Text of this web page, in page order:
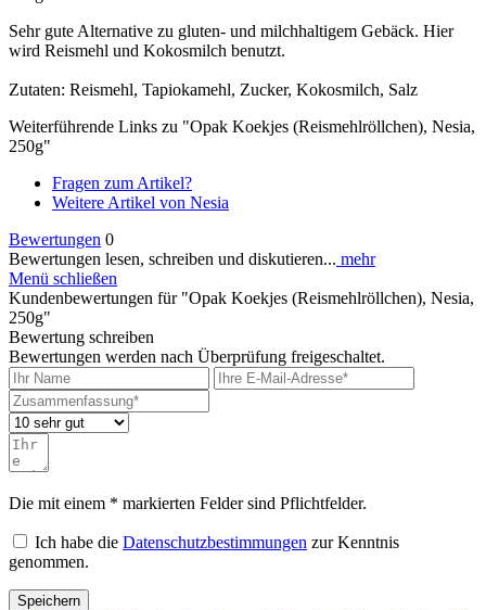
Sehr gute Alternative zu gluten- und milchhaltigem Gebäck. Hier
wird Reismehl und Kokosmilch benutzt.
Zutaten: Reismehl, Tapiokamehl, Zucker, Kokosmilch, Salz
Weiterführende Links zu "Opak Koekjes (Reismehlröllchen), Nesia,
250g"
Fragen zum Artikel?
Weitere Artikel von Nesia
Bewertungen 0
Bewertungen lesen, schreiben und diskutieren... mehr
Menü schließen
Kundenbewertungen für "Opak Koekjes (Reismehlröllchen), Nesia,
250g"
Bewertung schreiben
Bewertungen werden nach Überprüfung freigeschaltet.
Die mit einem * markierten Felder sind Pflichtfelder.
Ich habe die Datenschutzbestimmungen zur Kenntnis
genommen.
Speichern